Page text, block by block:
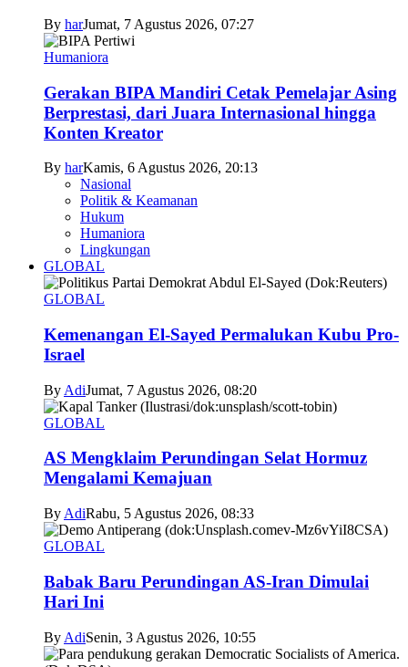
By harJumat, 7 Agustus 2026, 07:27
Humaniora
Gerakan BIPA Mandiri Cetak Pemelajar Asing
Berprestasi, dari Juara Internasional hingga
Konten Kreator
By harKamis, 6 Agustus 2026, 20:13
Nasional
Politik & Keamanan
Hukum
Humaniora
Lingkungan
GLOBAL
GLOBAL
Kemenangan El-Sayed Permalukan Kubu Pro-
Israel
By AdiJumat, 7 Agustus 2026, 08:20
GLOBAL
AS Mengklaim Perundingan Selat Hormuz
Mengalami Kemajuan
By AdiRabu, 5 Agustus 2026, 08:33
GLOBAL
Babak Baru Perundingan AS-Iran Dimulai
Hari Ini
By AdiSenin, 3 Agustus 2026, 10:55